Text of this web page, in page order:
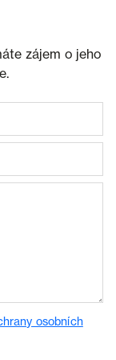
zájem o jeho
osobních